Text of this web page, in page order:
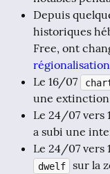
Depuis
historiques
Free, ont
régionalisation
Le 16/07
une
Le 24/07 vers
a subi une
Le 24/07 vers
dwelf sur la